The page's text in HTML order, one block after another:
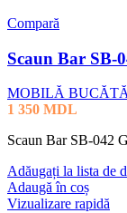
Compară
Scaun Bar SB-
MOBILĂ
1 350 MDL
Scaun Bar SB-042
Adăugați la lista de
Adaugă în coș
Vizualizare rapidă